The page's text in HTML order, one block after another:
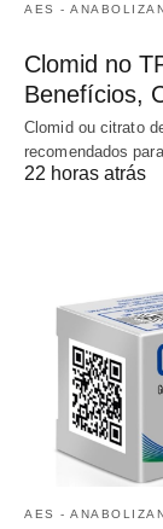
AES -
Clomid no
Benefícios,
Clomid ou citrato
recomendados
22 horas atrás
AES -